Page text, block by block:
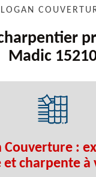
LOGAN
Madic
Couverture :
charpente à